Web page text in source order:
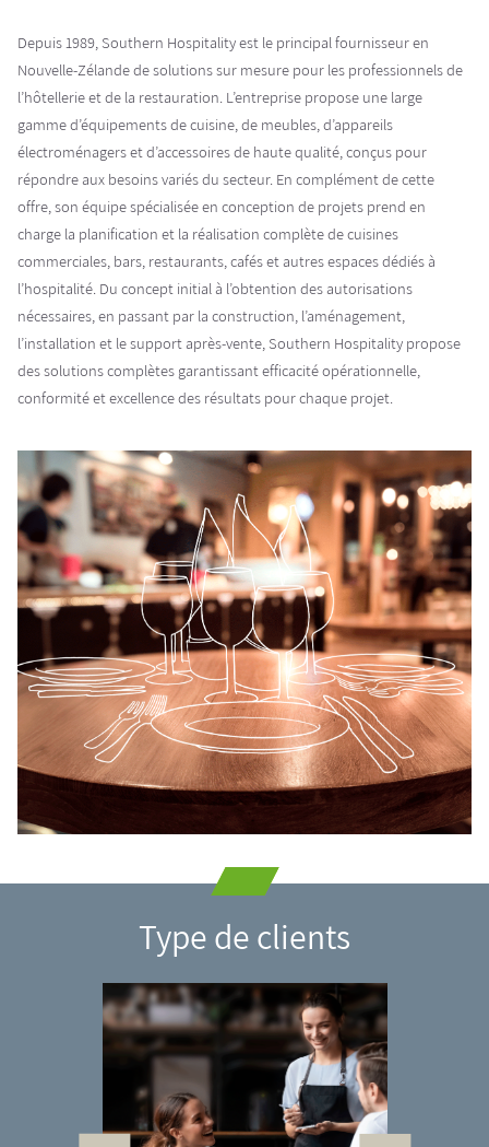
Depuis 1989, Southern Hospitality est le principal fournisseur en
Nouvelle-Zélande de solutions sur mesure pour les professionnels de
l’hôtellerie et de la restauration. L’entreprise propose une large
gamme d’équipements de cuisine, de meubles, d’appareils
électroménagers et d’accessoires de haute qualité, conçus pour
répondre aux besoins variés du secteur. En complément de cette
offre, son équipe spécialisée en conception de projets prend en
charge la planification et la réalisation complète de cuisines
commerciales, bars, restaurants, cafés et autres espaces dédiés à
l’hospitalité. Du concept initial à l’obtention des autorisations
nécessaires, en passant par la construction, l’aménagement,
l’installation et le support après-vente, Southern Hospitality propose
des solutions complètes garantissant efficacité opérationnelle,
conformité et excellence des résultats pour chaque projet.
Type de clients